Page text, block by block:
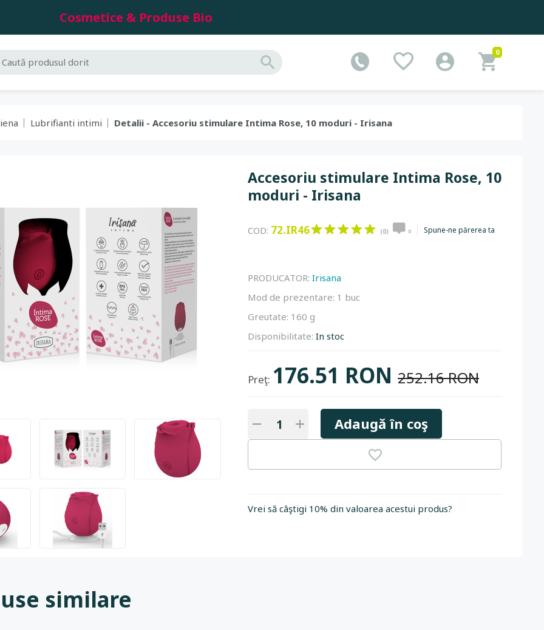
Cosmetice & Produse Bio
0
Lubrifianti intimi Detalii - Accesoriu stimulare Intima Rose, 10 moduri - Irisana
Accesoriu stimulare Intima Rose, 10
moduri - Irisana
COD: 72.IR46 (0) 0 Spune-ne părerea ta
PRODUCATOR: Irisana
Mod de prezentare: 1 buc
Greutate: 160 g
Disponibilitate: In stoc
Preţ: 176.51 RON 252.16 RON
Adaugă în coş
Vrei să câştigi 10% din valoarea acestui produs?
similare